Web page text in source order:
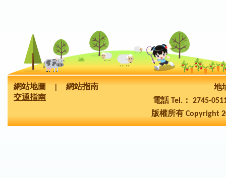
網站地圖
網站指南
交通指南
地
電話 Tel.： 2745-
版權所有 Copyright